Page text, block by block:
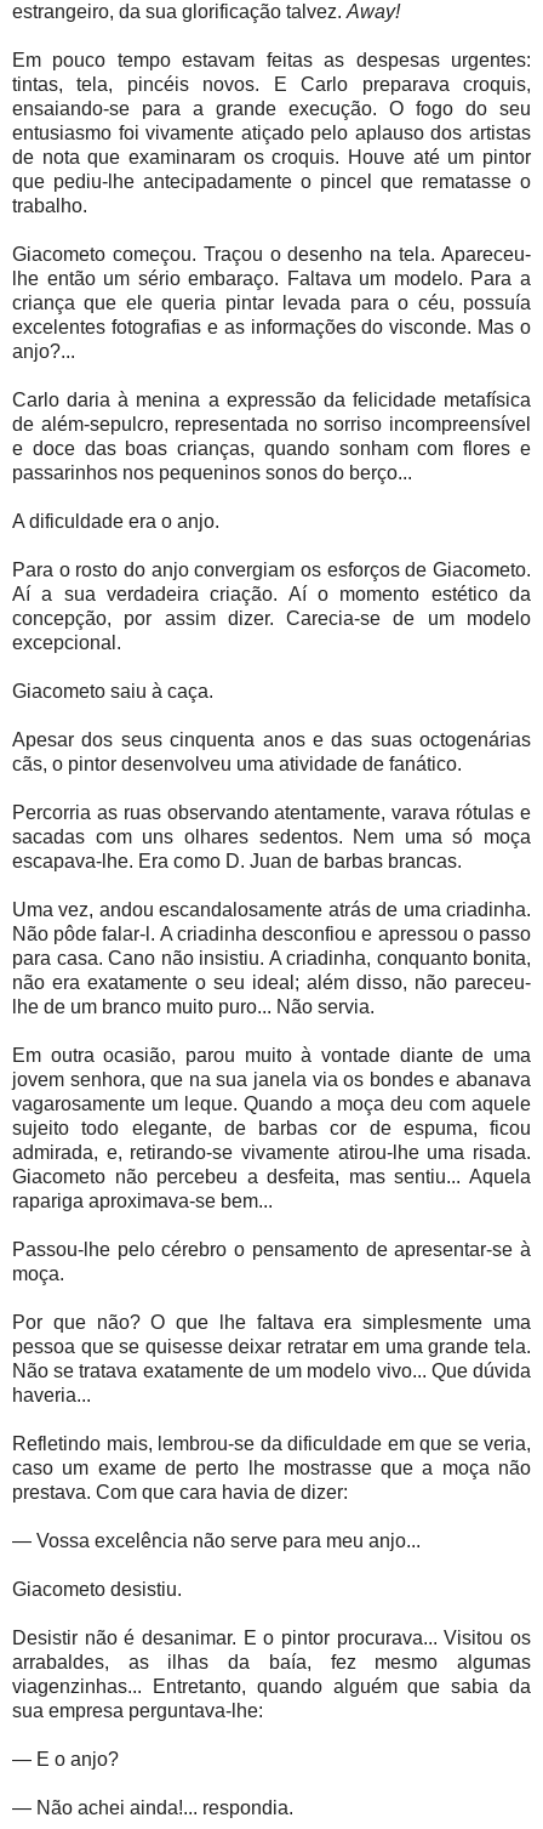
estrangeiro, da sua glorificação talvez. Away!
Em pouco tempo estavam feitas as despesas urgentes:
tintas, tela, pincéis novos. E Carlo preparava croquis,
ensaiando-se para a grande execução. O fogo do seu
entusiasmo foi vivamente atiçado pelo aplauso dos artistas
de nota que examinaram os croquis. Houve até um pintor
que pediu-lhe antecipadamente o pincel que rematasse o
trabalho.
Giacometo começou. Traçou o desenho na tela. Apareceu-
lhe então um sério embaraço. Faltava um modelo. Para a
criança que ele queria pintar levada para o céu, possuía
excelentes fotografias e as informações do visconde. Mas o
anjo?...
Carlo daria à menina a expressão da felicidade metafísica
de além-sepulcro, representada no sorriso incompreensível
e doce das boas crianças, quando sonham com flores e
passarinhos nos pequeninos sonos do berço...
A dificuldade era o anjo.
Para o rosto do anjo convergiam os esforços de Giacometo.
Aí a sua verdadeira criação. Aí o momento estético da
concepção, por assim dizer. Carecia-se de um modelo
excepcional.
Giacometo saiu à caça.
Apesar dos seus cinquenta anos e das suas octogenárias
cãs, o pintor desenvolveu uma atividade de fanático.
Percorria as ruas observando atentamente, varava rótulas e
sacadas com uns olhares sedentos. Nem uma só moça
escapava-lhe. Era como D. Juan de barbas brancas.
Uma vez, andou escandalosamente atrás de uma criadinha.
Não pôde falar-l. A criadinha desconfiou e apressou o passo
para casa. Cano não insistiu. A criadinha, conquanto bonita,
não era exatamente o seu ideal; além disso, não pareceu-
lhe de um branco muito puro... Não servia.
Em outra ocasião, parou muito à vontade diante de uma
jovem senhora, que na sua janela via os bondes e abanava
vagarosamente um leque. Quando a moça deu com aquele
sujeito todo elegante, de barbas cor de espuma, ficou
admirada, e, retirando-se vivamente atirou-lhe uma risada.
Giacometo não percebeu a desfeita, mas sentiu... Aquela
rapariga aproximava-se bem...
Passou-lhe pelo cérebro o pensamento de apresentar-se à
moça.
Por que não? O que lhe faltava era simplesmente uma
pessoa que se quisesse deixar retratar em uma grande tela.
Não se tratava exatamente de um modelo vivo... Que dúvida
haveria...
Refletindo mais, lembrou-se da dificuldade em que se veria,
caso um exame de perto lhe mostrasse que a moça não
prestava. Com que cara havia de dizer:
— Vossa excelência não serve para meu anjo...
Giacometo desistiu.
Desistir não é desanimar. E o pintor procurava... Visitou os
arrabaldes, as ilhas da baía, fez mesmo algumas
viagenzinhas... Entretanto, quando alguém que sabia da
sua empresa perguntava-lhe:
— E o anjo?
— Não achei ainda!... respondia.